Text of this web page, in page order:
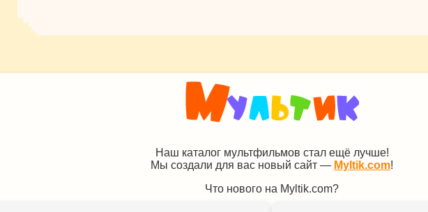
Наш каталог мультфильмов стал ещё лучше!
Мы создали для вас новый сайт — Myltik.com!
Что нового на Myltik.com?